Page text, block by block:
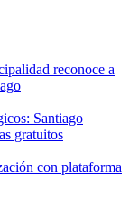
reconoce a
Santiago
gratuitos
con plataforma